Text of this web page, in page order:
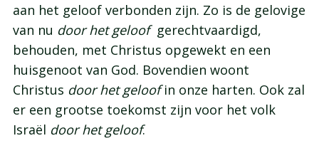
aan het geloof verbonden zijn. Zo is de gelovige
van nu door het geloofgerechtvaardigd,
behouden, met Christus opgewekt en een
huisgenoot van God. Bovendien woont
Christus door het geloofin onze harten. Ook zal
er een grootse toekomst zijn voor het volk
Israël door het geloof.